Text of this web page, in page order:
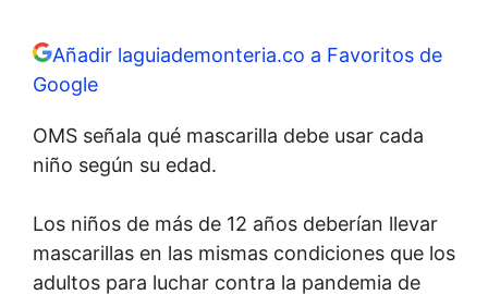
Añadir laguiademonteria.co a Favoritos de
Google
OMS señala qué mascarilla debe usar cada
niño según su edad.
Los niños de más de 12 años deberían llevar
mascarillas en las mismas condiciones que los
adultos para luchar contra la pandemia de